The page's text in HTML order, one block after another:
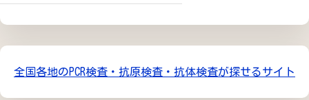
全国各地のPCR検査・抗原検査・抗体検査が探せるサイト